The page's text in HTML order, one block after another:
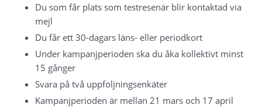
Du som får plats som testresenär blir kontaktad via
mejl
Du får ett 30-dagars läns- eller periodkort
Under kampanjperioden ska du åka kollektivt minst
15 gånger
Svara på två uppföljningsenkäter
Kampanjperioden är mellan 21 mars och 17 april